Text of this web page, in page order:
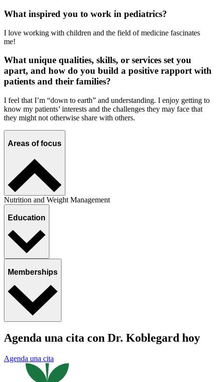
What inspired you to work in pediatrics?
I love working with children and the field of medicine fascinates
me!
What unique qualities, skills, or services set you
apart, and how do you build a positive rapport with
patients and their families?
I feel that I’m “down to earth” and understanding. I enjoy getting to
know my patients’ interests and the challenges they may face that
they might not otherwise share with others.
Areas of focus
Nutrition and Weight Management
Education
Memberships
Agenda una cita con Dr. Koblegard hoy
Agenda una cita